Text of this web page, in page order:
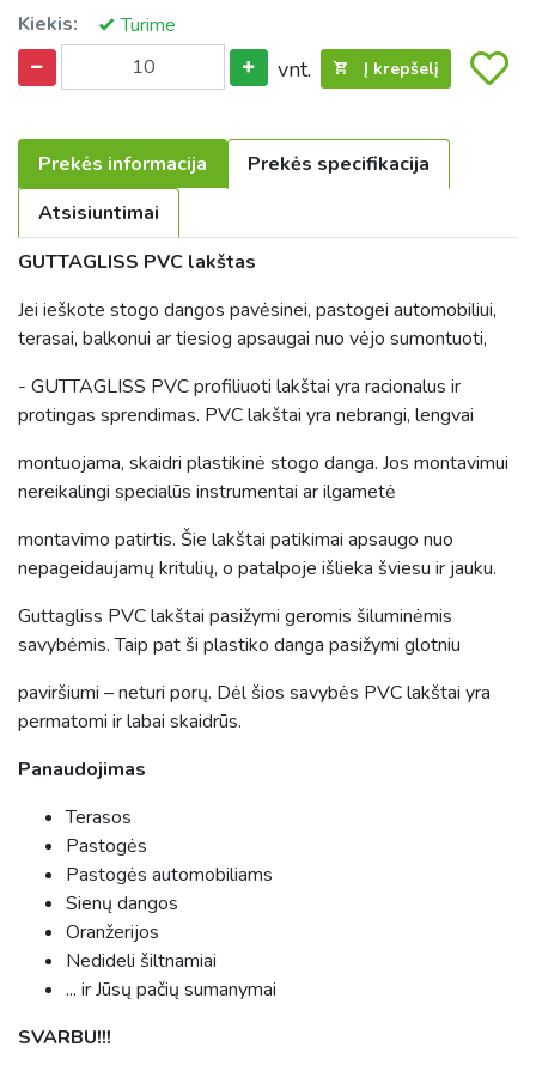
Kiekis: Turime
vnt. Į krepšelį
Prekės informacija
Prekės specifikacija
Atsisiuntimai
GUTTAGLISS PVC lakštas
Jei ieškote stogo dangos pavėsinei, pastogei automobiliui,
terasai, balkonui ar tiesiog apsaugai nuo vėjo sumontuoti,
- GUTTAGLISS PVC profiliuoti lakštai yra racionalus ir
protingas sprendimas. PVC lakštai yra nebrangi, lengvai
montuojama, skaidri plastikinė stogo danga. Jos montavimui
nereikalingi specialūs instrumentai ar ilgametė
montavimo patirtis. Šie lakštai patikimai apsaugo nuo
nepageidaujamų kritulių, o patalpoje išlieka šviesu ir jauku.
Guttagliss PVC lakštai pasižymi geromis šiluminėmis
savybėmis. Taip pat ši plastiko danga pasižymi glotniu
paviršiumi – neturi porų. Dėl šios savybės PVC lakštai yra
permatomi ir labai skaidrūs.
Panaudojimas
Terasos
Pastogės
Pastogės automobiliams
Sienų dangos
Oranžerijos
Nedideli šiltnamiai
... ir Jūsų pačių sumanymai
SVARBU!!!